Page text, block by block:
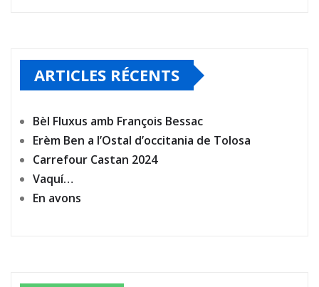
ARTICLES RÉCENTS
Bèl Fluxus amb François Bessac
Erèm Ben a l’Ostal d’occitania de Tolosa
Carrefour Castan 2024
Vaquí…
En avons